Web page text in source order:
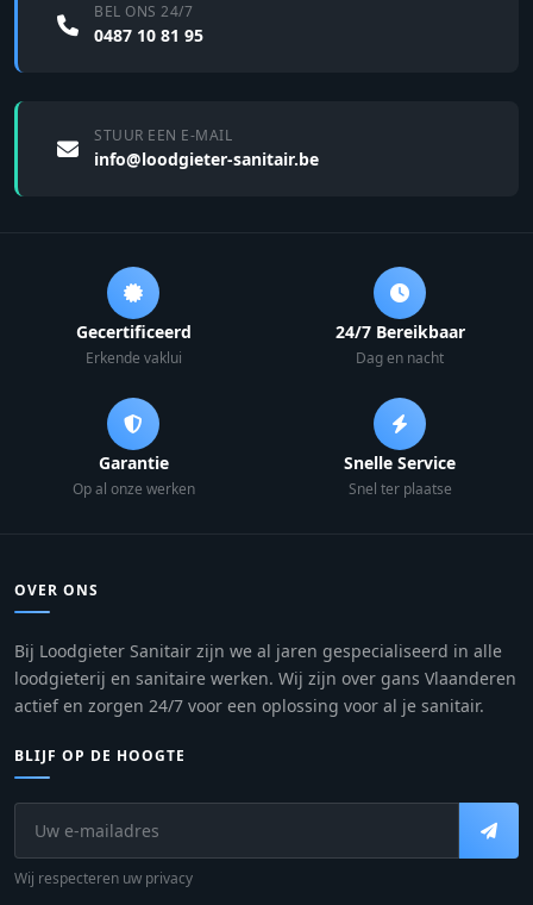
BEL ONS 24/7
0487 10 81 95
STUUR EEN E-MAIL
info@loodgieter-sanitair.be
Gecertificeerd
Erkende vaklui
24/7 Bereikbaar
Dag en nacht
Garantie
Op al onze werken
Snelle Service
Snel ter plaatse
OVER ONS
Bij Loodgieter Sanitair zijn we al jaren gespecialiseerd in alle
loodgieterij en sanitaire werken. Wij zijn over gans Vlaanderen
actief en zorgen 24/7 voor een oplossing voor al je sanitair.
BLIJF OP DE HOOGTE
Wij respecteren uw privacy